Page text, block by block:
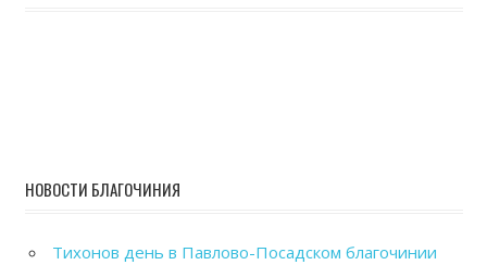
НОВОСТИ БЛАГОЧИНИЯ
Тихонов день в Павлово-Посадском благочинии